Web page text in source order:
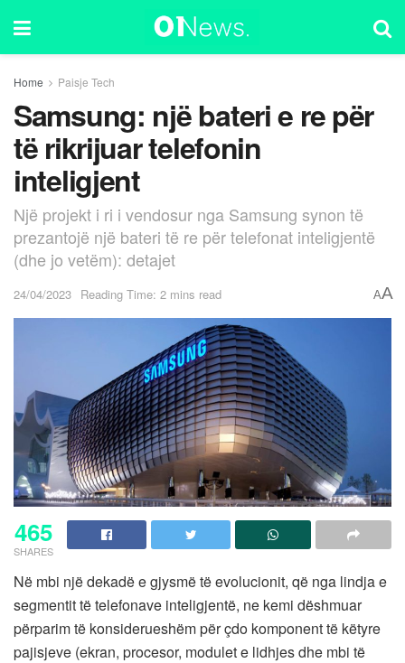
Home Paisje Tech
Samsung: një bateri e re për
të rikrijuar telefonin
inteligjent
Një projekt i ri i vendosur nga Samsung synon të
prezantojë një bateri të re për telefonat inteligjentë
(dhe jo vetëm): detajet
24/04/2023 Reading Time: 2 mins read AA
465
SHARES
Në mbi një dekadë e gjysmë të evolucionit, që nga lindja e
segmentit të telefonave inteligjentë, ne kemi dëshmuar
përparim të konsiderueshëm për çdo komponent të këtyre
pajisjeve (ekran, procesor, modulet e lidhjes dhe mbi të